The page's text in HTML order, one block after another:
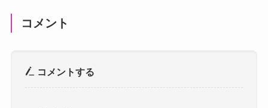
コメント
コメントする